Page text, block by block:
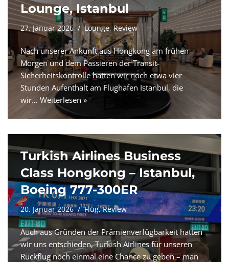
Lounge, Istanbul
27. Januar 2026 Lounge,Review
Nach unserer Ankunft aus Hongkong am frühen
Morgen und dem Passieren der Transit-
Sicherheitskontrolle hatten wir noch etwa vier
Stunden Aufenthalt am Flughafen Istanbul, die
wir… Weiterlesen »
Turkish Airlines Business
Class Hongkong – Istanbul,
Boeing 777-300ER
20. Januar 2026 Flug,Review
Auch aus Gründen der Prämienverfügbarkeit hatten
wir uns entschieden, Turkish Airlines für unseren
Rückflug noch einmal eine Chance zu geben – man